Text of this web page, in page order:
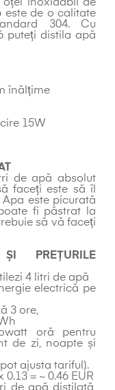
oțel inoxidabil de
este de o calitate
304. Cu
puteți distila apă
înălțime
15W
de apă absolut
faceți este să îl
este picurată
fi păstrat la
să vă faceți
PREȚURILE
4 litri de apă
electrică pe
3 ore,
oră pentru
de zi, noapte și
ajusta tariful).
0.13 = ~ 0.46 EUR
de apă distilată,